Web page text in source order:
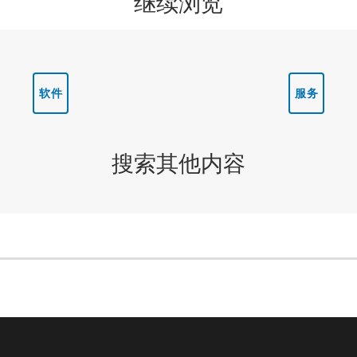
软件 服务
搜索其他内容